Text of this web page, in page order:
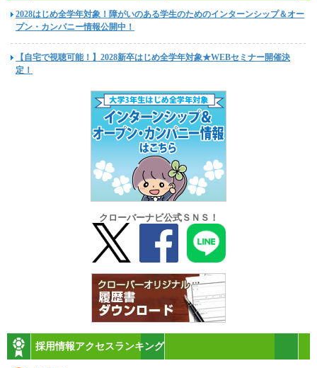
2028はじめ全学年対象！障がいのある学生のためのインターンシップ＆オー
プン・カンパニー情報公開中！
【自宅で視聴可能！】2028新卒はじめ全学年対象★WEBセミナー開催決
定！
クローバーナビ公式ＳＮＳ！
採用情報アクセスランキング